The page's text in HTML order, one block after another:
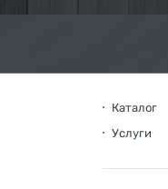
Каталог
Услуги